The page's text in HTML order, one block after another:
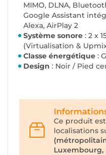
MIMO, DLNA,
Google Assistant
Alexa, AirPlay 2
Système sonore : 2 x
(Virtualisation &
Classe énergétique : G
Design : Noir / Pied
Ce produit
localisations
Luxembourg,